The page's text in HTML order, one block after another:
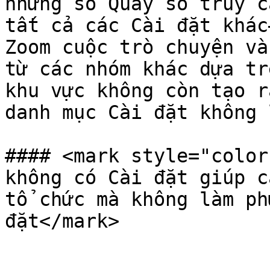
tất cả các Cài đặt
Zoom cuộc trò chuyện
từ các nhóm khác dựa
khu vực không còn tạo
danh mục Cài đặt
#### <mark
không có Cài đặt giúp
tổ chức mà không làm
đặt</mark>